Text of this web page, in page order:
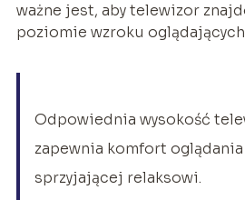
ważne jest, aby telewizor
poziomie wzroku
Odpowiednia wysokość
zapewnia komfort
sprzyjającej relaksowi.